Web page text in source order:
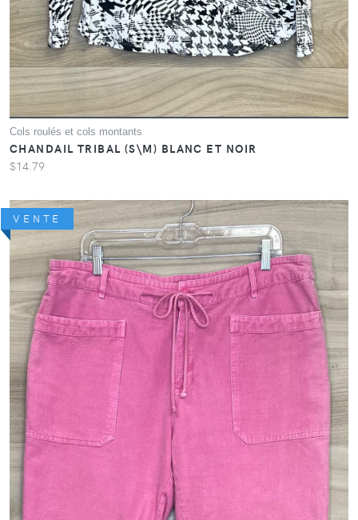
Cols roulés et cols montants
CHANDAIL TRIBAL (S\M) BLANC ET NOIR
$14.79
VENTE